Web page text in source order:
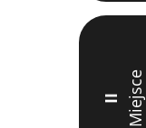
II Miejsce